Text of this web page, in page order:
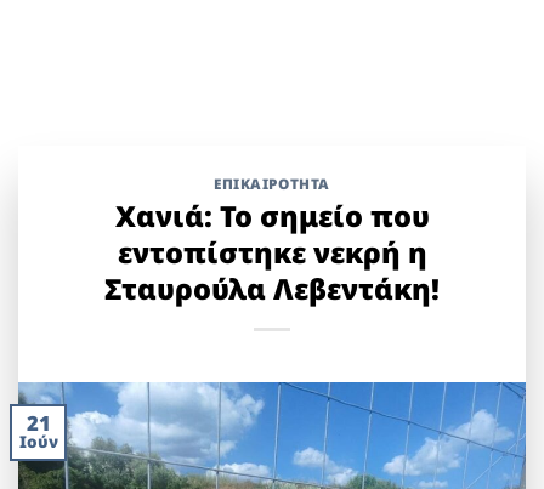
ΕΠΙΚΑΙΡΟΤΗΤΑ
Χανιά: Το σημείο που
εντοπίστηκε νεκρή η
Σταυρούλα Λεβεντάκη!
21
Ιούν